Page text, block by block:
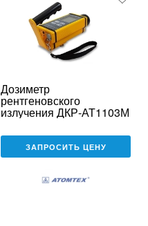
Дозиметр
рентгеновского
излучения ДКР-АТ1103М
ЗАПРОСИТЬ ЦЕНУ